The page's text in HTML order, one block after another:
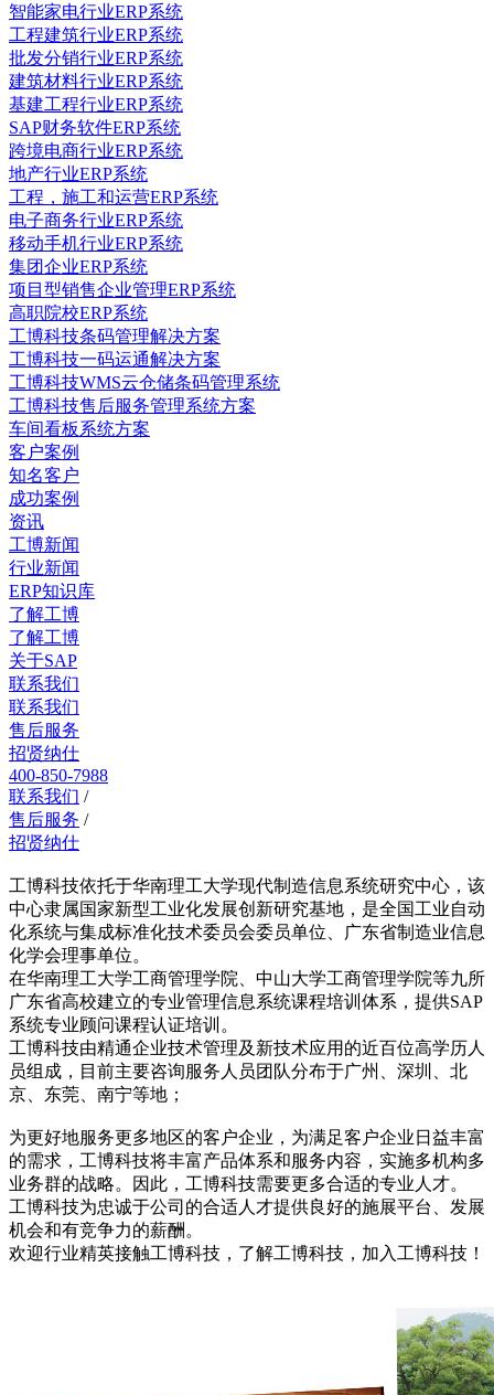
智能家电行业ERP系统
工程建筑行业ERP系统
批发分销行业ERP系统
建筑材料行业ERP系统
基建工程行业ERP系统
SAP财务软件ERP系统
跨境电商行业ERP系统
地产行业ERP系统
工程，施工和运营ERP系统
电子商务行业ERP系统
移动手机行业ERP系统
集团企业ERP系统
项目型销售企业管理ERP系统
高职院校ERP系统
工博科技条码管理解决方案
工博科技一码运通解决方案
工博科技WMS云仓储条码管理系统
工博科技售后服务管理系统方案
车间看板系统方案
客户案例
知名客户
成功案例
资讯
工博新闻
行业新闻
ERP知识库
了解工博
了解工博
关于SAP
联系我们
联系我们
售后服务
招贤纳仕
400-850-7988
联系我们 /
售后服务 /
招贤纳仕
工博科技依托于华南理工大学现代制造信息系统研究中心，该
中心隶属国家新型工业化发展创新研究基地，是全国工业自动
化系统与集成标准化技术委员会委员单位、广东省制造业信息
化学会理事单位。
在华南理工大学工商管理学院、中山大学工商管理学院等九所
广东省高校建立的专业管理信息系统课程培训体系，提供SAP
系统专业顾问课程认证培训。
工博科技由精通企业技术管理及新技术应用的近百位高学历人
员组成，目前主要咨询服务人员团队分布于广州、深圳、北
京、东莞、南宁等地；
为更好地服务更多地区的客户企业，为满足客户企业日益丰富
的需求，工博科技将丰富产品体系和服务内容，实施多机构多
业务群的战略。因此，工博科技需要更多合适的专业人才。
工博科技为忠诚于公司的合适人才提供良好的施展平台、发展
机会和有竞争力的薪酬。
欢迎行业精英接触工博科技，了解工博科技，加入工博科技！